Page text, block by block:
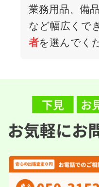
業務用品、備
など幅広くで
者を選んでく